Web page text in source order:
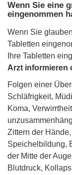
Wenn Sie eine
eingenommen
Wenn Sie
Tabletten
Ihre Tabletten
Arzt informieren
Folgen einer
Schläfrigkeit,
Koma,
Zittern der
Speichelbildung,
der Mitte der
Blutdruck,